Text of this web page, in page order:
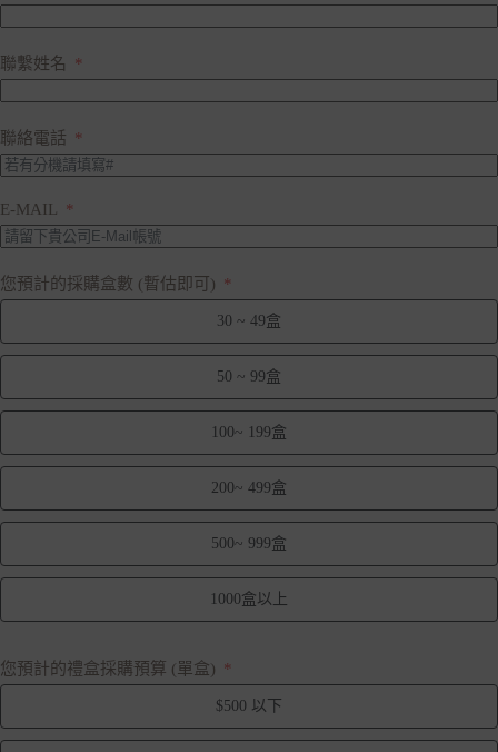
聯繫姓名
聯絡電話
E-MAIL
您預計的採購盒數 (暫估即可)
30 ~ 49盒
50 ~ 99盒
100~ 199盒
200~ 499盒
500~ 999盒
1000盒以上
您預計的禮盒採購預算 (單盒)
$500 以下